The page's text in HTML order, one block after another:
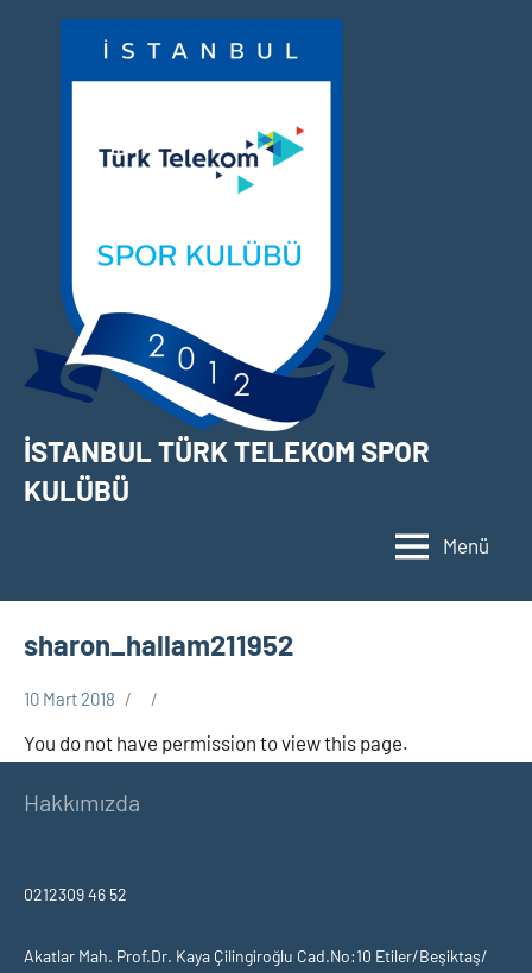
İSTANBUL TÜRK TELEKOM SPOR
KULÜBÜ
Menü
sharon_hallam211952
10 Mart 2018
You do not have permission to view this page.
Hakkımızda
0212309 46 52
Akatlar Mah. Prof.Dr. Kaya Çilingiroğlu Cad.No:10 Etiler/Beşiktaş/